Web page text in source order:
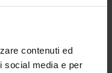
contenuti ed
social media e per